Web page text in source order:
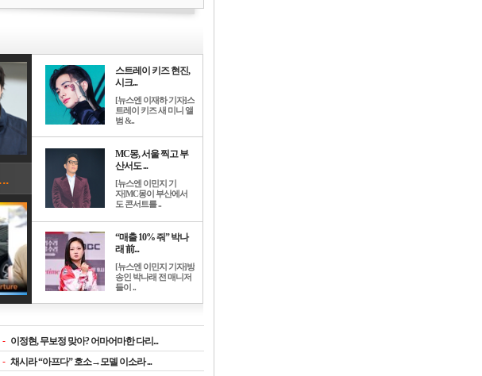
스트레이 키즈 현진,
시크...
[뉴스엔 이재하 기자]스
트레이 키즈 새 미니 앨
범 &..
MC몽, 서울 찍고 부
산서도 ...
[뉴스엔 이민지 기
자]MC몽이 부산에서
도 콘서트를 ..
“매출 10% 줘” 박나
래 前...
[뉴스엔 이민지 기자]방
송인 박나래 전 매니저
들이 ..
- 이정현, 무보정 맞아? 어마어마한 다리...
- 채시라 “아프다” 호소→모델 이소라 ...